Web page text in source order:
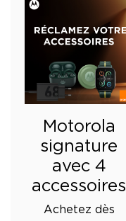
Motorola
signature
avec 4
accessoires
Achetez dès